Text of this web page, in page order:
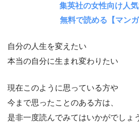
集英社の女性向け人
無料で読める【マンガ
自分の人生を変えたい
本当の自分に生まれ変わりたい
現在このように思っている方や
今まで思ったことのある方は、
是非一度読んでみてはいかがでしょ